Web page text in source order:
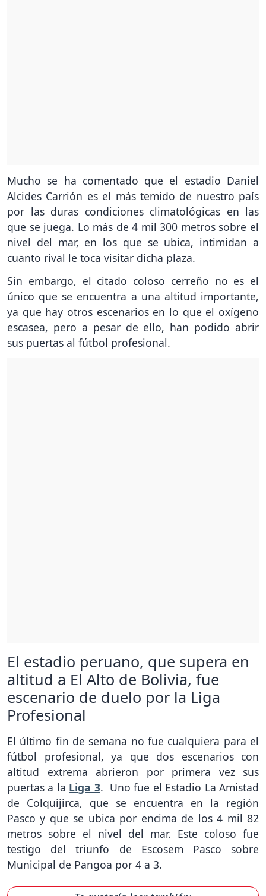
Mucho se ha comentado que el estadio Daniel
Alcides Carrión es el más temido de nuestro país
por las duras condiciones climatológicas en las
que se juega. Lo más de 4 mil 300 metros sobre el
nivel del mar, en los que se ubica, intimidan a
cuanto rival le toca visitar dicha plaza.
Sin embargo, el citado coloso cerreño no es el
único que se encuentra a una altitud importante,
ya que hay otros escenarios en lo que el oxígeno
escasea, pero a pesar de ello, han podido abrir
sus puertas al fútbol profesional.
El estadio peruano, que supera en
altitud a El Alto de Bolivia, fue
escenario de duelo por la Liga
Profesional
El último fin de semana no fue cualquiera para el
fútbol profesional, ya que dos escenarios con
altitud extrema abrieron por primera vez sus
puertas a la Liga 3. Uno fue el Estadio La Amistad
de Colquijirca, que se encuentra en la región
Pasco y que se ubica por encima de los 4 mil 82
metros sobre el nivel del mar. Este coloso fue
testigo del triunfo de Escosem Pasco sobre
Municipal de Pangoa por 4 a 3.